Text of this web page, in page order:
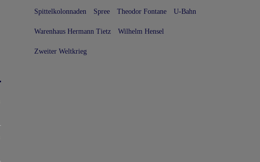
Spittelkolonnaden Spree Theodor Fontane U-Bahn
Warenhaus Hermann Tietz Wilhelm Hensel
Zweiter Weltkrieg